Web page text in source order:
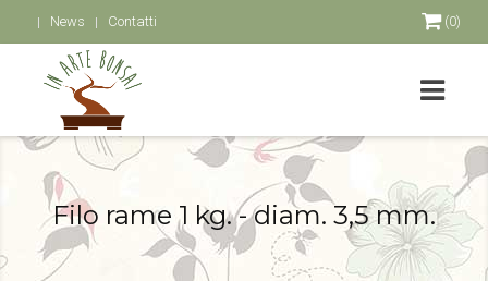
News Contatti (0)
Filo rame 1 kg. - diam. 3,5 mm.